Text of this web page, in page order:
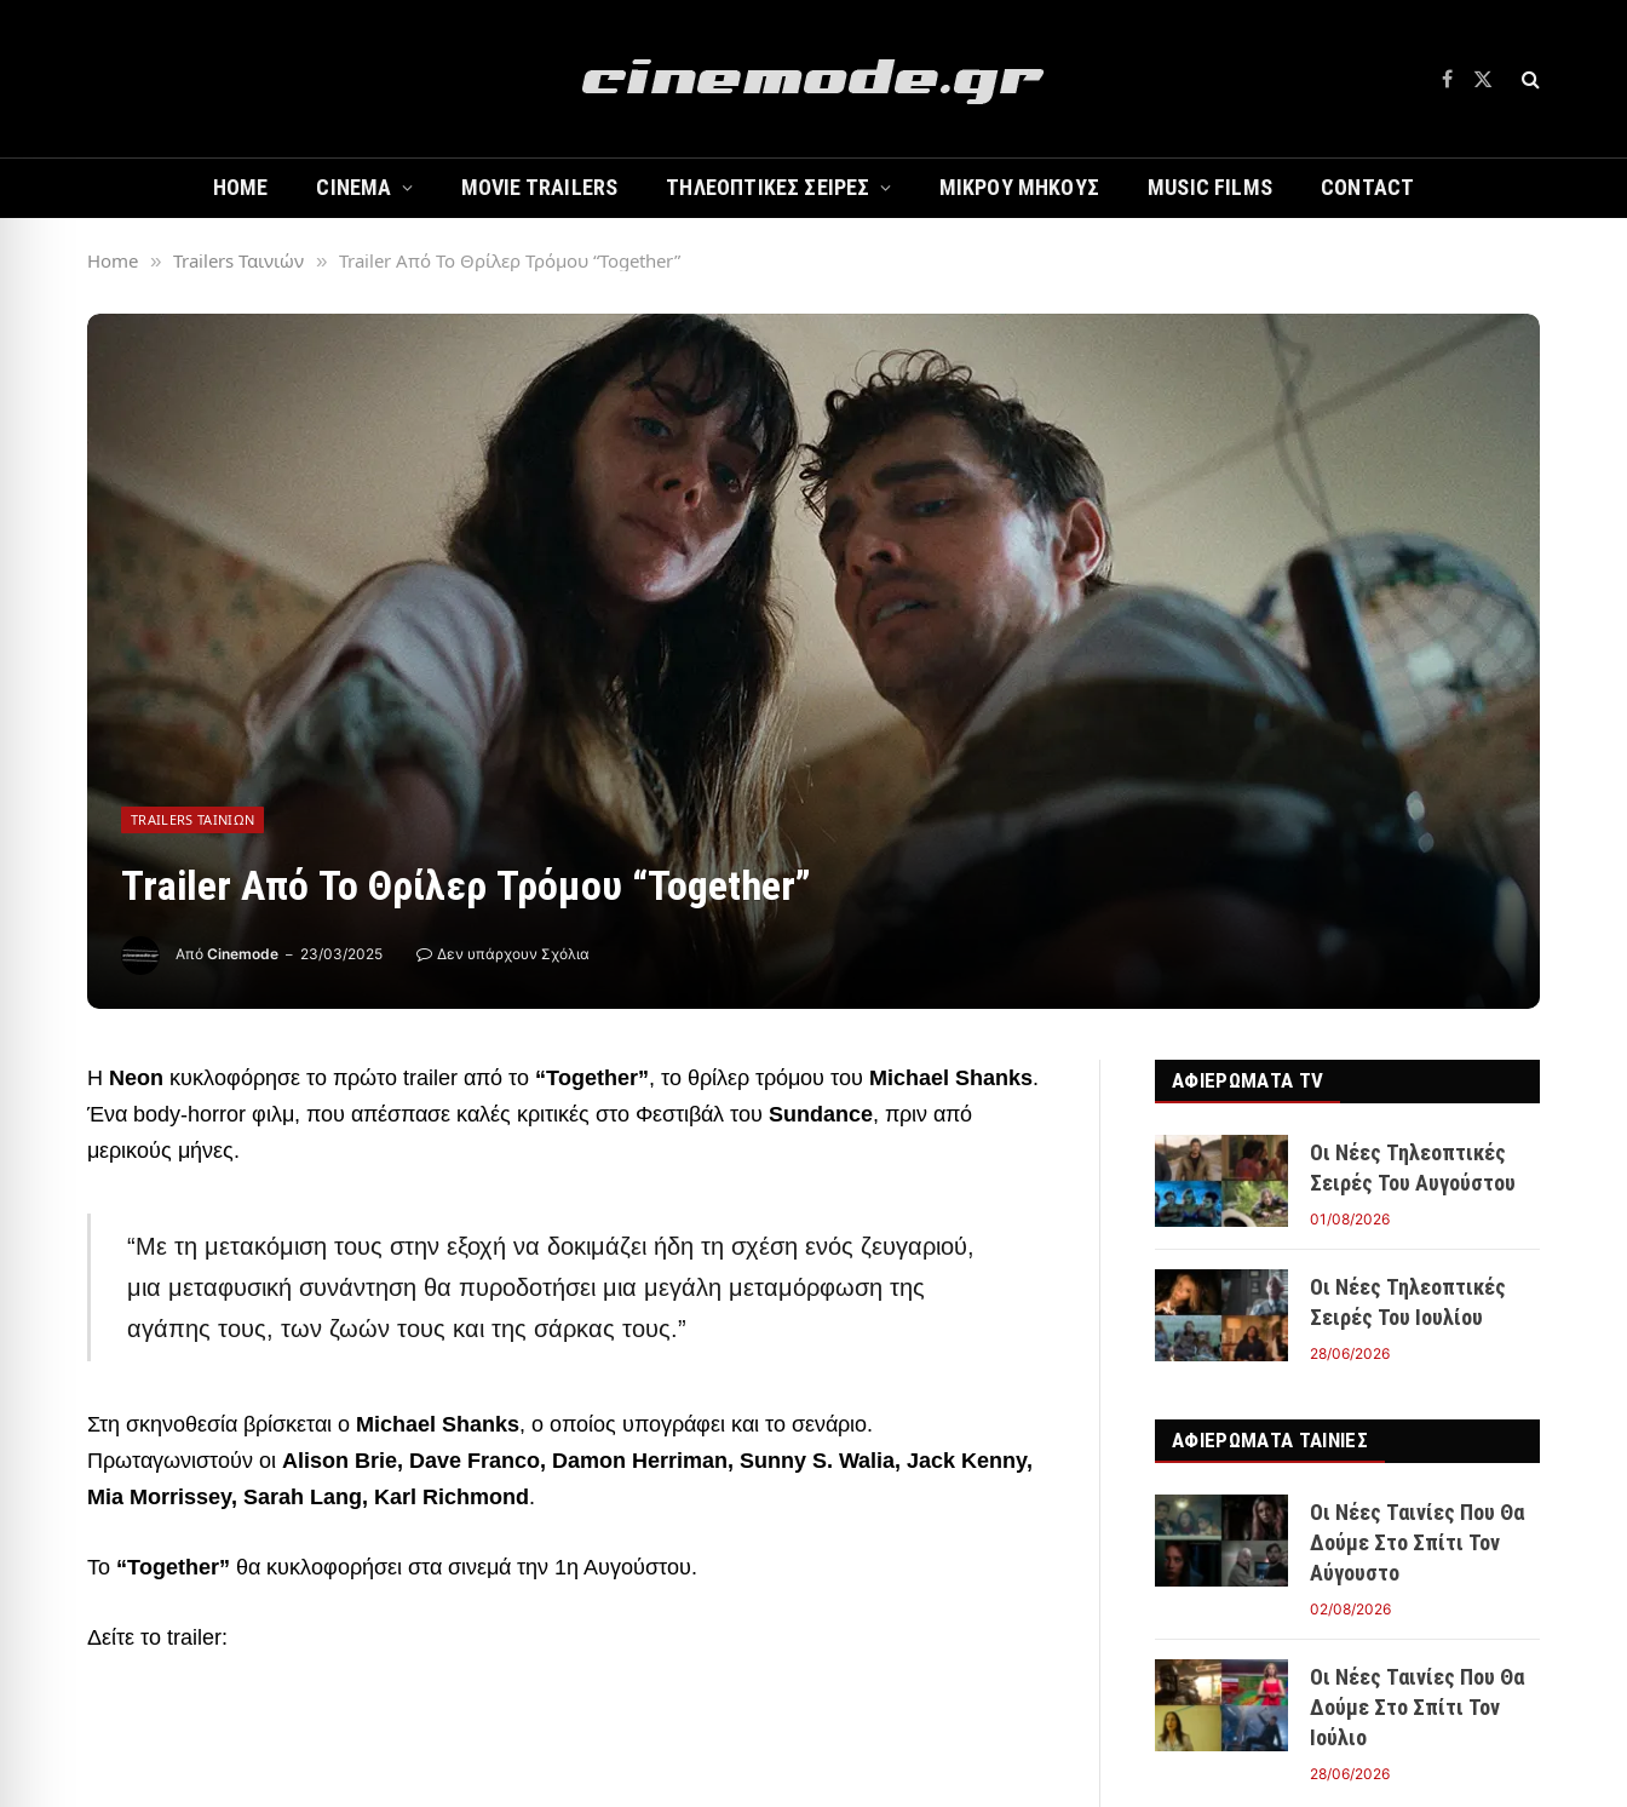
Facebook
X
HOME CINEMA MOVIE TRAILERS ΤΗΛΕΟΠΤΙΚΈΣ ΣΕΙΡΈΣ ΜΙΚΡΟΎ ΜΉΚΟΥΣ MUSIC FILMS CONTACT
Home » Trailers Ταινιών » Trailer Από Το Θρίλερ Τρόμου “Together”
TRAILERS ΤΑΙΝΙΏΝ
Trailer Από Το Θρίλερ Τρόμου “Together”
Από Cinemode 23/03/2025 Δεν υπάρχουν Σχόλια
Η Neon κυκλοφόρησε το πρώτο trailer από το “Together”, το θρίλερ τρόμου του Michael Shanks.
Ένα body-horror φιλμ, που απέσπασε καλές κριτικές στο Φεστιβάλ του Sundance, πριν από
μερικούς μήνες.
“Με τη μετακόμιση τους στην εξοχή να δοκιμάζει ήδη τη σχέση ενός ζευγαριού,
μια μεταφυσική συνάντηση θα πυροδοτήσει μια μεγάλη μεταμόρφωση της
αγάπης τους, των ζωών τους και της σάρκας τους.”
Στη σκηνοθεσία βρίσκεται ο Michael Shanks, ο οποίος υπογράφει και το σενάριο.
Πρωταγωνιστούν οι Alison Brie, Dave Franco, Damon Herriman, Sunny S. Walia, Jack Kenny,
Mia Morrissey, Sarah Lang, Karl Richmond .
Το “Together” θα κυκλοφορήσει στα σινεμά την 1η Αυγούστου.
Δείτε το trailer:
ΑΦΙΕΡΩΜΑΤΑ TV
Οι Νέες Τηλεοπτικές
Σειρές Του Αυγούστου
01/08/2026
Οι Νέες Τηλεοπτικές
Σειρές Του Ιουλίου
28/06/2026
ΑΦΙΕΡΩΜΑΤΑ ΤΑΙΝΊΕΣ
Οι Νέες Ταινίες Που Θα
Δούμε Στο Σπίτι Τον
Αύγουστο
02/08/2026
Οι Νέες Ταινίες Που Θα
Δούμε Στο Σπίτι Τον
Ιούλιο
28/06/2026